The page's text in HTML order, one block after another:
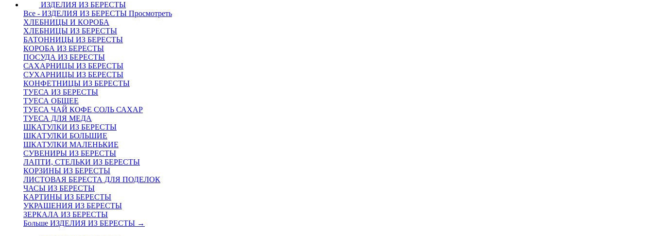
ИЗДЕЛИЯ ИЗ БЕРЕСТЫ
Все - ИЗДЕЛИЯ ИЗ БЕРЕСТЫ Просмотреть
ХЛЕБНИЦЫ И КОРОБА
ХЛЕБНИЦЫ ИЗ БЕРЕСТЫ
БАТОННИЦЫ ИЗ БЕРЕСТЫ
КОРОБА ИЗ БЕРЕСТЫ
ПОСУДА ИЗ БЕРЕСТЫ
САХАРНИЦЫ ИЗ БЕРЕСТЫ
СУХАРНИЦЫ ИЗ БЕРЕСТЫ
КОНФЕТНИЦЫ ИЗ БЕРЕСТЫ
ТУЕСА ИЗ БЕРЕСТЫ
ТУЕСА ОБЩЕЕ
ТУЕСА ЧАЙ КОФЕ СОЛЬ САХАР
ТУЕСА ДЛЯ МЕДА
ШКАТУЛКИ ИЗ БЕРЕСТЫ
ШКАТУЛКИ БОЛЬШИЕ
ШКАТУЛКИ МАЛЕНЬКИЕ
СУВЕНИРЫ ИЗ БЕРЕСТЫ
ЛАПТИ, СТЕЛЬКИ ИЗ БЕРЕСТЫ
КОРЗИНЫ ИЗ БЕРЕСТЫ
ЛИСТОВАЯ БЕРЕСТА ДЛЯ ПОДЕЛОК
ЧАСЫ ИЗ БЕРЕСТЫ
КАРТИНЫ ИЗ БЕРЕСТЫ
УКРАШЕНИЯ ИЗ БЕРЕСТЫ
ЗЕРКАЛА ИЗ БЕРЕСТЫ
Больше ИЗДЕЛИЯ ИЗ БЕРЕСТЫ →